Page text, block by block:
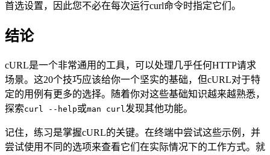
首选设置，因此您不必在每次运行curl命令时指定它们。
结论
cURL是一个非常通用的工具，可以处理几乎任何HTTP请求
场景。这20个技巧应该给你一个坚实的基础，但cURL对于特
定的用例有更多的选择。随着你对这些基础知识越来越熟悉，
探索curl --help或man curl 发现其他功能。
记住，练习是掌握cURL的关键。在终端中尝试这些示例，并
尝试使用不同的选项来查看它们在实际情况下的工作方式。就